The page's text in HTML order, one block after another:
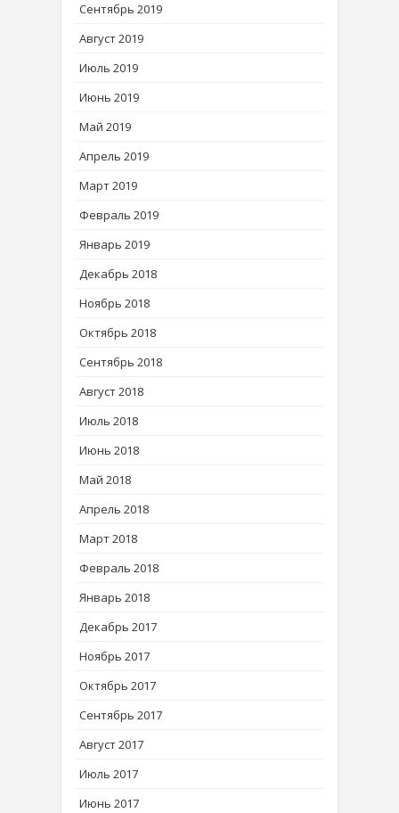
Сентябрь 2019
Август 2019
Июль 2019
Июнь 2019
Май 2019
Апрель 2019
Март 2019
Февраль 2019
Январь 2019
Декабрь 2018
Ноябрь 2018
Октябрь 2018
Сентябрь 2018
Август 2018
Июль 2018
Июнь 2018
Май 2018
Апрель 2018
Март 2018
Февраль 2018
Январь 2018
Декабрь 2017
Ноябрь 2017
Октябрь 2017
Сентябрь 2017
Август 2017
Июль 2017
Июнь 2017